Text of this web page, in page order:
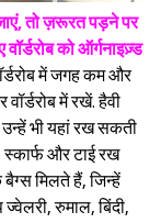
तो ज़रूरत पड़ने पर
को ऑर्गनाइज़्ड
में जगह कम और
में रखें. हैवी
भी यहां रख सकती
स्कार्फ और टाई रख
मिलते हैं, जिन्हें
रुमाल, बिंदी,